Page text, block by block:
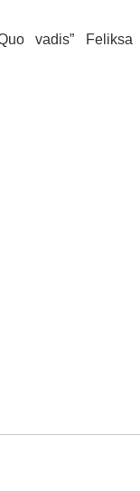
vadis” Feliksa